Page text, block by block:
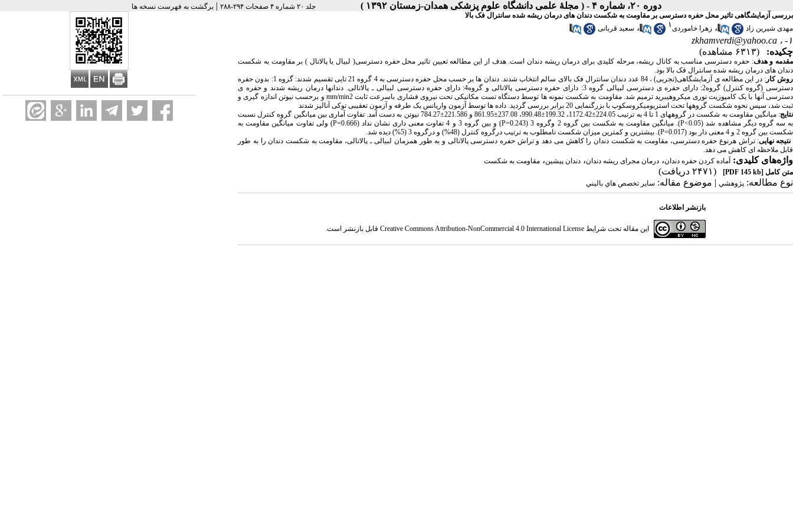
دوره ۲۰، شماره ۴ - ( مجلۀ علمی دانشگاه علوم پزشکی همدان-زمستان ۱۳۹۲ ) جلد ۲۰ شماره ۴ صفحات ۲۹۴-۲۸۸ | برگشت به فهرست نسخه ها
بررسی آزمایشگاهی تاثیر محل حفره دسترسی بر مقاومت به شکست دندان های درمان ریشه شده سانترال فک بالا
مهدی شیرین زاد
، زهرا خاموردی۱ ، سعید قربانی
۱- ،
zkhamverdi@yahoo.ca
چکیده:
(۶۳۱۳ مشاهده)
مقدمه و هدف: حفره دسترسی مناسب به کانال ریشه، مرحله کلیدی برای درمان ریشه دندان است. هدف از این مطالعه تعیین تاثیر محل حفره دسترسی( لبیال یا پالاتال ) بر مقاومت به شکست
دندان های درمان ریشه شده سانترال فک بالا بود.
روش کار
: در این مطالعه ی آزمایشگاهی(تجربی) ، 84 عدد دندان سانترال فک بالای سالم انتخاب شدند. دندان ها بر حسب محل حفره دسترسی به 4 گروه 21 تایی تقسیم شدند: گروه 1: بدون حفره
دسترسی (گروه کنترل) گروه2: دارای حفره ی دسترسی لبیالی گروه 3: دارای حفره دسترسی پالاتالی و گروه4: دارای حفره دسترسی لبیالی ـ پالاتالی. دندانها درمان ریشه شدند و حفره ی
دسترسی آنها با یک کامپوزیت نوری میکروهیبرید ترمیم شد. مقاومت به شکست نمونه ها توسط دستگاه تست مکانیکی تحت نیروی فشاری باسرعت ثابت mm/min2 و برحسب نیوتن اندازه گیری و
ثبت شد، سپس نحوه شکست گروهها تحت استریومیکروسکوپ با بزرگنمایی 20 برابر بررسی گردید. داده ها توسط آزمون واریانس یک طرفه و آزمون تعقیبی توکی آنالیز شدند
نتایج
: میانگین مقاومت به شکست در گروههای 1 تا 4 به ترتیب 224.05±1172.42، 199.32±990.48، 237.08±861.95 و 221.586±784.27 نیوتن به دست آمد. تفاوت آماری بین میانگین گروه کنترل نسبت
به سه گروه دیگر مشاهده شد (P<0.05). میانگین مقاومت به شکست بین گروه 2 وگروه 3 (P=0.243) و بین گروه 3 و 4 تفاوت معنی داری نشان نداد (0.666=P) ولی تفاوت میانگین مقاومت به
شکست بین گروه 2 و 4 معنی دار بود (P=0.017). بیشترین و کمترین میزان شکست نامطلوب به ترتیب درگروه کنترل (48%) و درگروه 3 (5%) دیده شد.
نتیجه نهایی: تراش هرنوع حفره دسترسی، مقاومت به شکست دندان را کاهش می دهد و تراش حفره دسترسی پالاتالی و به طور همزمان لبیالی ـ پالاتالی، مقاومت به شکست دندان را به طور
قابل ملاحظه ای کاهش می دهد.
واژه‌های کلیدی:آماده کردن حفره دندان، درمان مجرای ریشه دندان، دندان پیشین، مقاومت به شکست
متن کامل [PDF 145 kb]
(۲۴۷۱ دریافت)
نوع مطالعه: پژوهشي | موضوع مقاله: سایر تخصص هاي باليني
بازنشر اطلاعات
این مقاله تحت شرایط Creative Commons Attribution-NonCommercial 4.0 International Licenseقابل بازنشر است.